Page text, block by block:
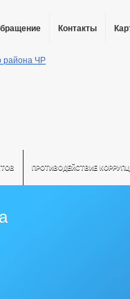
Контакты
ПРОТИВОДЕЙСТВИЕ